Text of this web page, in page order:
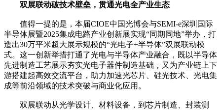
双展联动破技术壁垒，贯通光电全产业生态
值得一提的是，本届CIOE中国光博会与SEMI-e深圳国际
半导体展暨2025集成电路产业创新展实现“同期同地”举办，打
造出30万平米超大展示规模的“光电子+半导体”双展联动模
式。这一创新举措打通了光电与半导体产业融合，既以半导体
先进制造工艺展示夯实光电子器件制造基础，又为产业链上下
游搭建起高效交流平台，助力加速光芯片、硅光技术、光电集
成等前沿领域的技术突破与商业化应用。
双展联动从光学设计、材料设备，到芯片制造、封装测